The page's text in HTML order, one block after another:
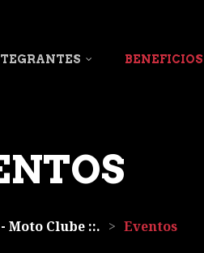
BENEFICIOS
Moto Clube ::. > Eventos